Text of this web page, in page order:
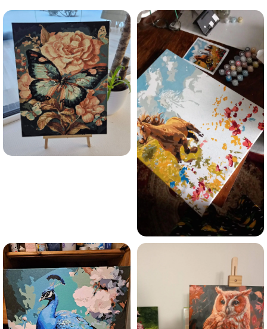
Esmu iepazinies ar GleznoPats.lv privātuma politiku un
piekrītu tai
GleznoPats.lvPrivātuma politika
SAŅEMT -10%